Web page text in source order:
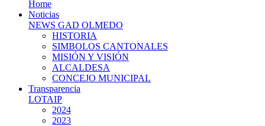
Home
Noticias
NEWS GAD OLMEDO
HISTORIA
SIMBOLOS CANTONALES
MISIÓN Y VISIÓN
ALCALDESA
CONCEJO MUNICIPAL
Transparencia
LOTAIP
2024
2023